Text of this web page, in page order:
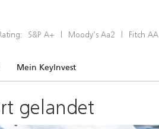
S&P A+ | Moody’s Aa2 | Fitch AA
Mein KeyInvest
gelandet